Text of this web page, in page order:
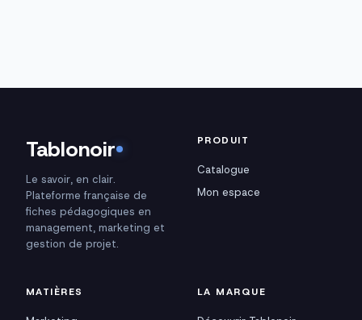
Tablonoir
Le savoir, en clair.
Plateforme française de
fiches pédagogiques en
management, marketing et
gestion de projet.
PRODUIT
Catalogue
Mon espace
MATIÈRES LA MARQUE